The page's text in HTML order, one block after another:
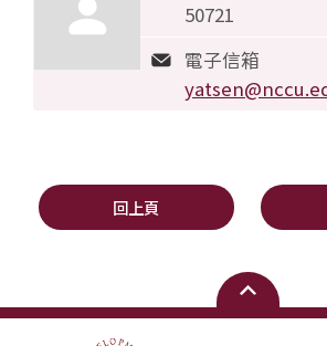
50721
電子信箱
回上頁